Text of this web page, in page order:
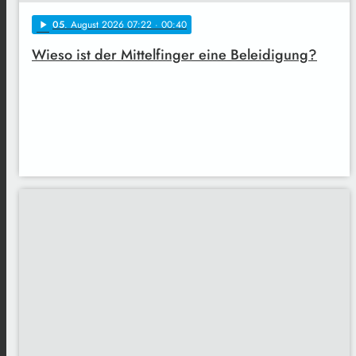
play_arrow 05. August 2026 07:22 · 00:40
Wieso ist der Mittelfinger eine Beleidigung?